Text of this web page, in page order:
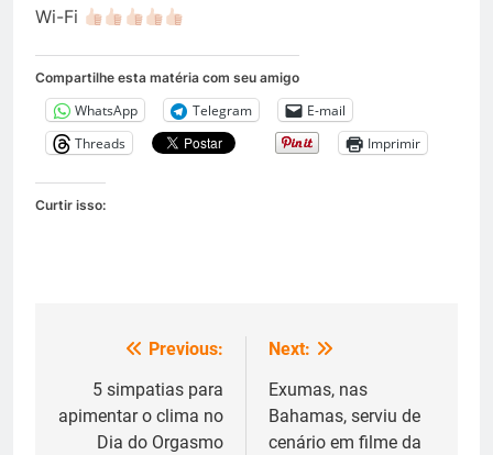
Wi-Fi
Compartilhe esta matéria com seu amigo
WhatsApp Telegram
E-mail
Threads
Imprimir
Curtir isso:
Navegação
Post
Previous:
5 simpatias para
apimentar o clima no
Dia do Orgasmo
Next:
Exumas, nas
Bahamas, serviu de
cenário em filme da